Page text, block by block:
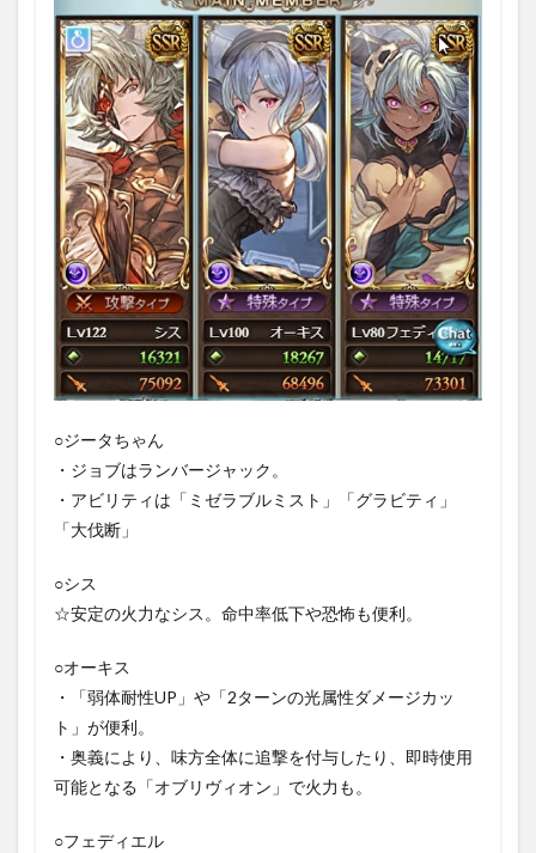
1.2.1
戦闘
①：戦
闘開始
1.2.2
戦闘②：
アクティ
ナ・ヴェ
ロス
（HP85％
で発動）
1.2.3
戦闘③：
イーオケ
アイラ/真
の力の解
果回復
（HP50%
で発動）
戦闘④：
ロス/真の
で発動）
1.2.5
戦闘⑤：
ヴリヒス
モス
（HP10%
○ジータちゃん
・ジョブはランバージャック。
・アビリティは「ミゼラブルミスト」「グラビティ」
「大伐断」
○シス
☆安定の火力なシス。命中率低下や恐怖も便利。
○オーキス
・「弱体耐性UP」や「2ターンの光属性ダメージカッ
ト」が便利。
・奥義により、味方全体に追撃を付与したり、即時使用
可能となる「オブリヴィオン」で火力も。
○フェディエル